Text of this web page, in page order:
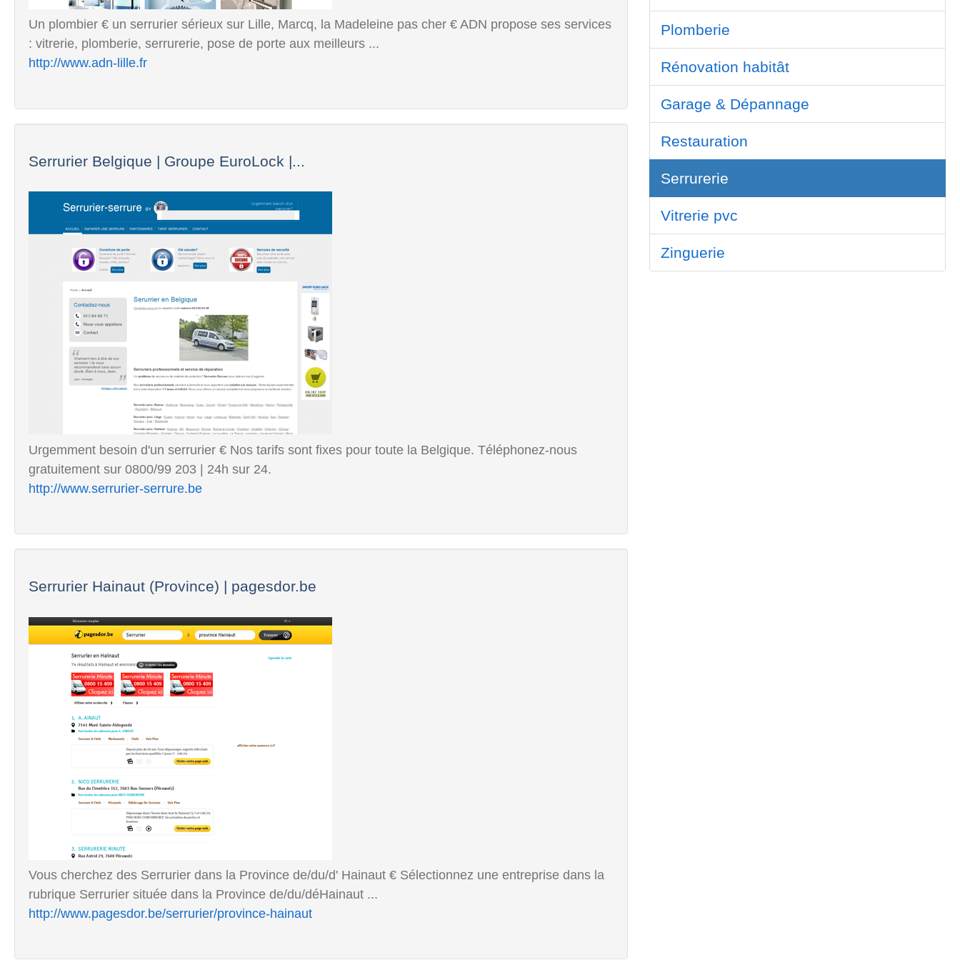
Un plombier € un serrurier sérieux sur Lille, Marcq, la Madeleine pas cher € ADN propose ses services
: vitrerie, plomberie, serrurerie, pose de porte aux meilleurs ...
http://www.adn-lille.fr
Serrurier Belgique | Groupe EuroLock |...
Urgemment besoin d'un serrurier € Nos tarifs sont fixes pour toute la Belgique. Téléphonez-nous
gratuitement sur 0800/99 203 | 24h sur 24.
http://www.serrurier-serrure.be
Serrurier Hainaut (Province) | pagesdor.be
Vous cherchez des Serrurier dans la Province de/du/d' Hainaut € Sélectionnez une entreprise dans la
rubrique Serrurier située dans la Province de/du/déHainaut ...
http://www.pagesdor.be/serrurier/province-hainaut
Plomberie
Rénovation habitât
Garage & Dépannage
Restauration
Serrurerie
Vitrerie pvc
Zinguerie